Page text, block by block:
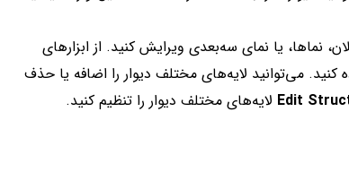
نماها، یا نمای سه‌بعدی ویرایش کنید. از ابزارهای
کنید. می‌توانید لایه‌های مختلف دیوار را اضافه یا حذف
Edit لایه‌های مختلف دیوار را تنظیم کنید.